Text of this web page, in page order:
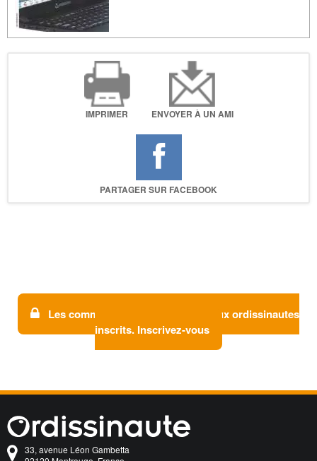
IMPRIMER ENVOYER À UN AMI
PARTAGER SUR FACEBOOK
Les commentaires sont réservés aux ordissinautes
inscrits. Inscrivez-vous
33, avenue Léon Gambetta